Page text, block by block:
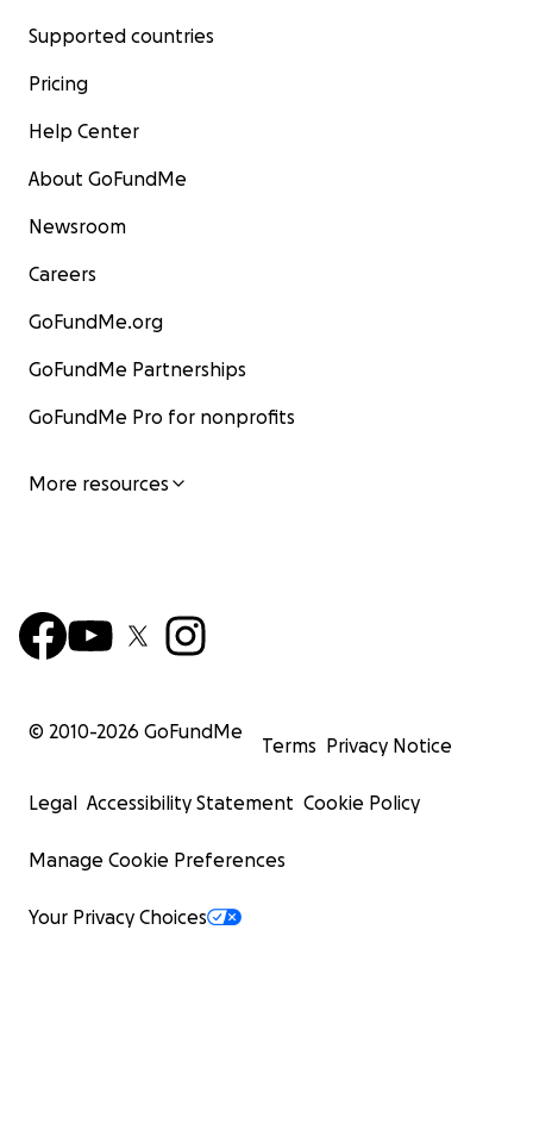
Supported countries
Pricing
Help Center
About GoFundMe
Newsroom
Careers
GoFundMe.org
GoFundMe Partnerships
GoFundMe Pro for nonprofits
More resources
© 2010-2026 GoFundMe
Terms Privacy Notice
Legal Accessibility Statement Cookie Policy
Manage Cookie Preferences
Your Privacy Choices